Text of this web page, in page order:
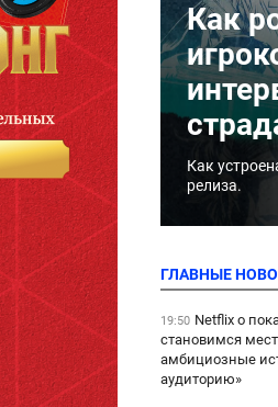
Как
Как
релиза.
ГЛАВНЫЕ
19:50 Netflix о
становимся
амбициозные
аудиторию»